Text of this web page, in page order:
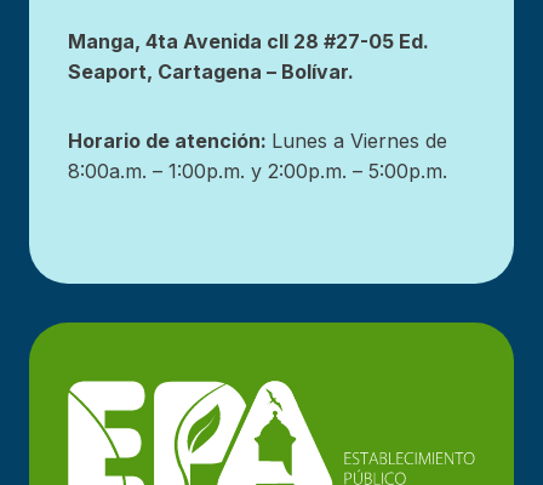
Manga, 4ta Avenida cll 28 #27-05 Ed.
Seaport, Cartagena – Bolívar.
Horario de atención: Lunes a Viernes de
8:00a.m. – 1:00p.m. y 2:00p.m. – 5:00p.m.